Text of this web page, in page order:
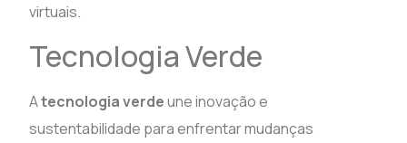
virtuais.
Tecnologia Verde
Atecnologia verdeune inovação e
sustentabilidade para enfrentar mudanças